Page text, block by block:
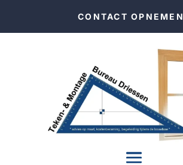
CONTACT OPNEMEN